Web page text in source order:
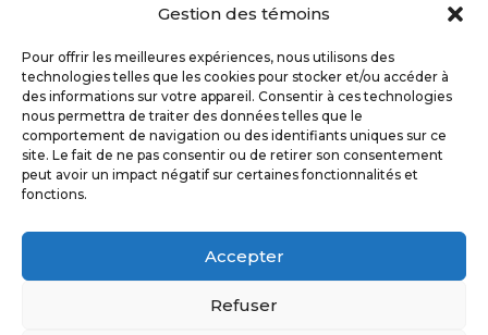
Gestion des témoins
Pour offrir les meilleures expériences, nous utilisons des
technologies telles que les cookies pour stocker et/ou accéder à
des informations sur votre appareil. Consentir à ces technologies
nous permettra de traiter des données telles que le
comportement de navigation ou des identifiants uniques sur ce
site. Le fait de ne pas consentir ou de retirer son consentement
peut avoir un impact négatif sur certaines fonctionnalités et
fonctions.
Accepter
Refuser
Saint-Georges, Qc
418-227-2025
